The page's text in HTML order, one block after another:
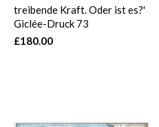
treibende Kraft. Oder ist es?'
Giclée-Druck 73
£180.00